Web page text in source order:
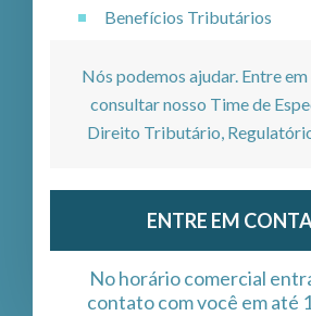
Benefícios Tributários
Nós podemos ajudar. Entre
consultar nosso Time de
Direito Tributário,
ENTRE EM
No horário comercial
contato com você em até